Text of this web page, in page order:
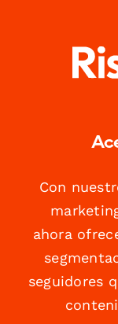
Con
ahora
seguidores